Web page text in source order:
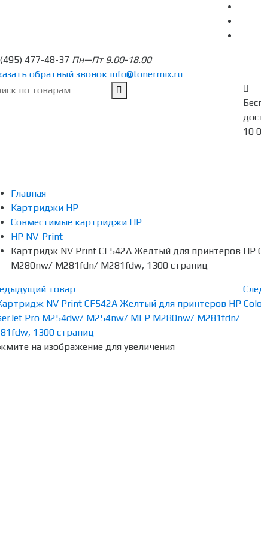
477-48-37 Пн—Пт 9.00-18.00
обратный звонок info@tonermix.ru
10
Главная
Картриджи HP
Совместимые картриджи HP
HP NV-Print
Картридж NV Print CF542A Желтый для принтеров HP
M280nw/ M281fdn/ M281fdw, 1300 страниц
товар
на изображение для увеличения